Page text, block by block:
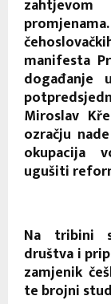
manifesta
događanje
Miroslav
ozračju
okupacija
ugušiti
Na tribini
društva i
zamjenik
te brojni